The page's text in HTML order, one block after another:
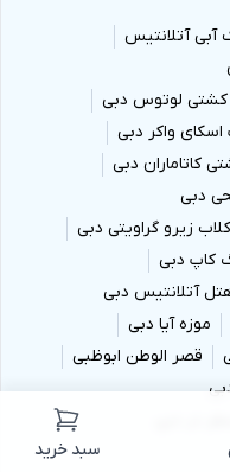
آبی آتلانتیس
کشتی لوتوس دبی
واکر دبی
کاتاماران دبی
دبی
زیرو گراویتی دبی
کاپ دبی
آتلانتیس دبی
موزه آیا دبی
قصر الوطن ابوظبی
در دبی
سبد خرید